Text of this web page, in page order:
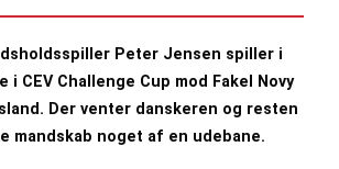
Peter Jensen spiller i
i CEV Challenge Cup mod Fakel Novy
Der venter danskeren og resten
mandskab noget af en udebane.